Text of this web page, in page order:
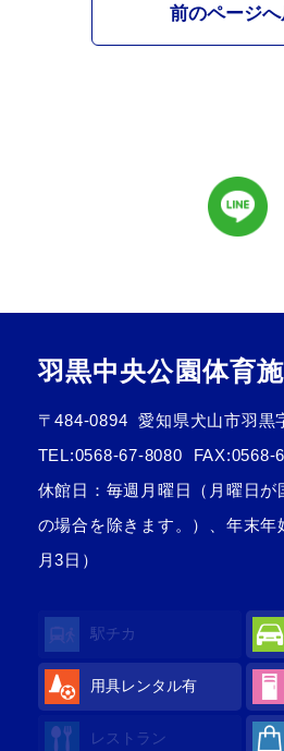
前のページへ
羽黒中央公園体育
〒484-0894
愛知県犬山市羽黒
TEL:0568-67-8080
FAX:0568-
休館日：毎週月曜日（月曜日が
の場合を除きます。）、年末年
月3日）
駅チカ
用具レンタル有
レストラン